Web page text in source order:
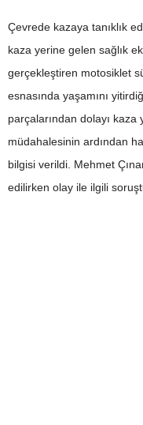
Çevrede kazaya tanıklık
kaza yerine gelen sağlık
gerçekleştiren motosiklet
esnasında yaşamını
parçalarından dolayı
müdahalesinin ardından
bilgisi verildi. Mehmet
edilirken olay ile ilgili